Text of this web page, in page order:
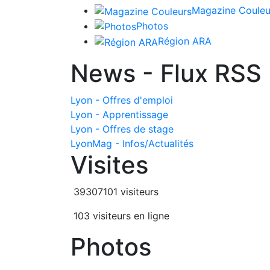
Magazine
Photos
Région ARA
News - Flux RSS
Lyon - Offres d'emploi
Lyon - Apprentissage
Lyon - Offres de stage
LyonMag - Infos/Actualités
Visites
39307101 visiteurs
103 visiteurs en ligne
Photos